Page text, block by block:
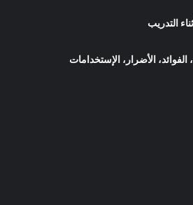
الأضرار، الإستخدامات